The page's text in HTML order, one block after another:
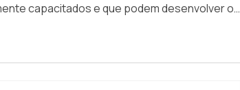
capacitados e que podem desenvolver os
ACERCA DO SERVIÇOAs peças